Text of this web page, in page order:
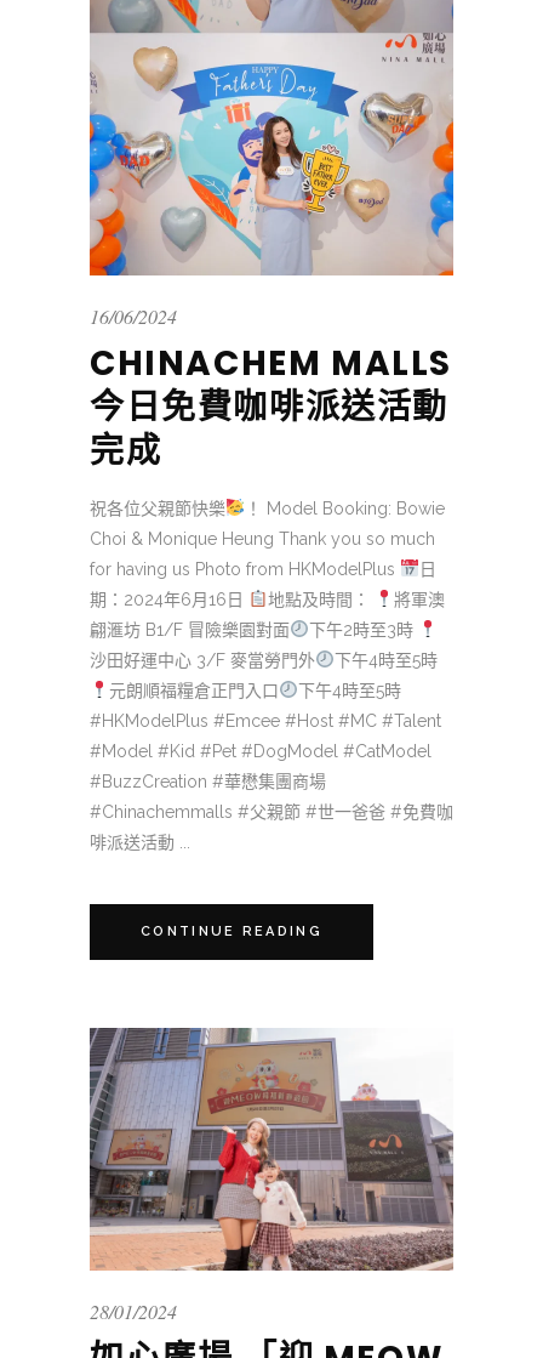
16/06/2024
CHINACHEM MALLS
今日免費咖啡派送活動
完成
祝各位父親節快樂
！ Model Booking: Bowie
Choi & Monique Heung Thank you so much
for having us Photo from HKModelPlus
日
期：2024年6月16日
地點及時間：
將軍澳
翩滙坊 B1/F 冒險樂園對面
下午2時至3時
沙田好運中心 3/F 麥當勞門外
下午4時至5時
元朗順福糧倉正門入口
下午4時至5時
#HKModelPlus #Emcee #Host #MC #Talent
#Model #Kid #Pet #DogModel #CatModel
#BuzzCreation #華懋集團商場
#Chinachemmalls #父親節 #世一爸爸 #免費咖
啡派送活動 ...
CONTINUE READING
28/01/2024